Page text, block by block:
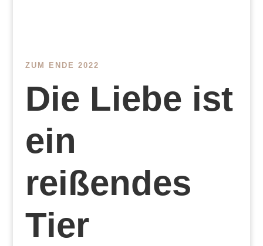
ZUM ENDE 2022
Die Liebe ist
ein
reißendes
Tier